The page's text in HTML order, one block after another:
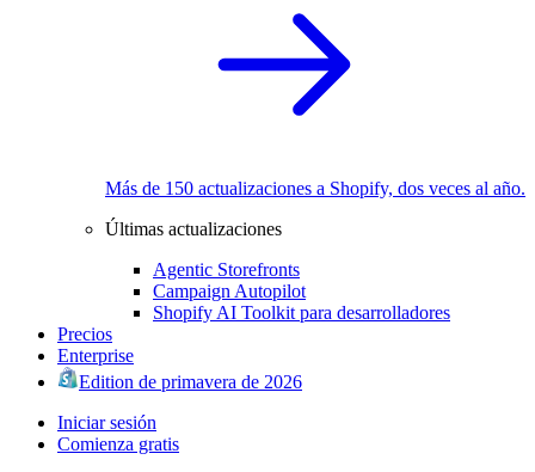
Más de 150 actualizaciones a Shopify, dos veces al año.
Últimas actualizaciones
Agentic Storefronts
Campaign Autopilot
Shopify AI Toolkit para desarrolladores
Precios
Enterprise
Edition de primavera de 2026
Iniciar sesión
Comienza gratis